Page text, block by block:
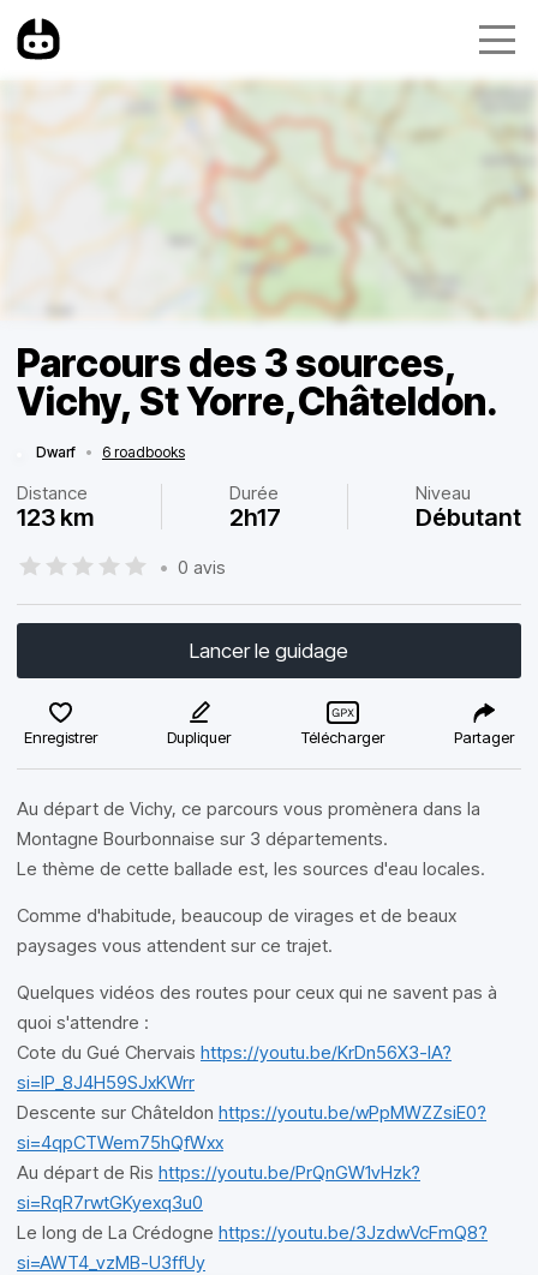
Parcours des 3 sources,
Vichy, St Yorre,Châteldon.
Dwarf • 6 roadbooks
Distance
123 km
Durée
2h17
Niveau
Débutant
• 0 avis
Lancer le guidage
Enregistrer Dupliquer Télécharger Partager
Au départ de Vichy, ce parcours vous promènera dans la
Montagne Bourbonnaise sur 3 départements.
Le thème de cette ballade est, les sources d'eau locales.
Comme d'habitude, beaucoup de virages et de beaux
paysages vous attendent sur ce trajet.
Quelques vidéos des routes pour ceux qui ne savent pas à
quoi s'attendre :
Cote du Gué Chervais https://youtu.be/KrDn56X3-IA?
si=IP_8J4H59SJxKWrr
Descente sur Châteldon https://youtu.be/wPpMWZZsiE0?
si=4qpCTWem75hQfWxx
Au départ de Ris https://youtu.be/PrQnGW1vHzk?
si=RqR7rwtGKyexq3u0
Le long de La Crédogne https://youtu.be/3JzdwVcFmQ8?
si=AWT4_vzMB-U3ffUy